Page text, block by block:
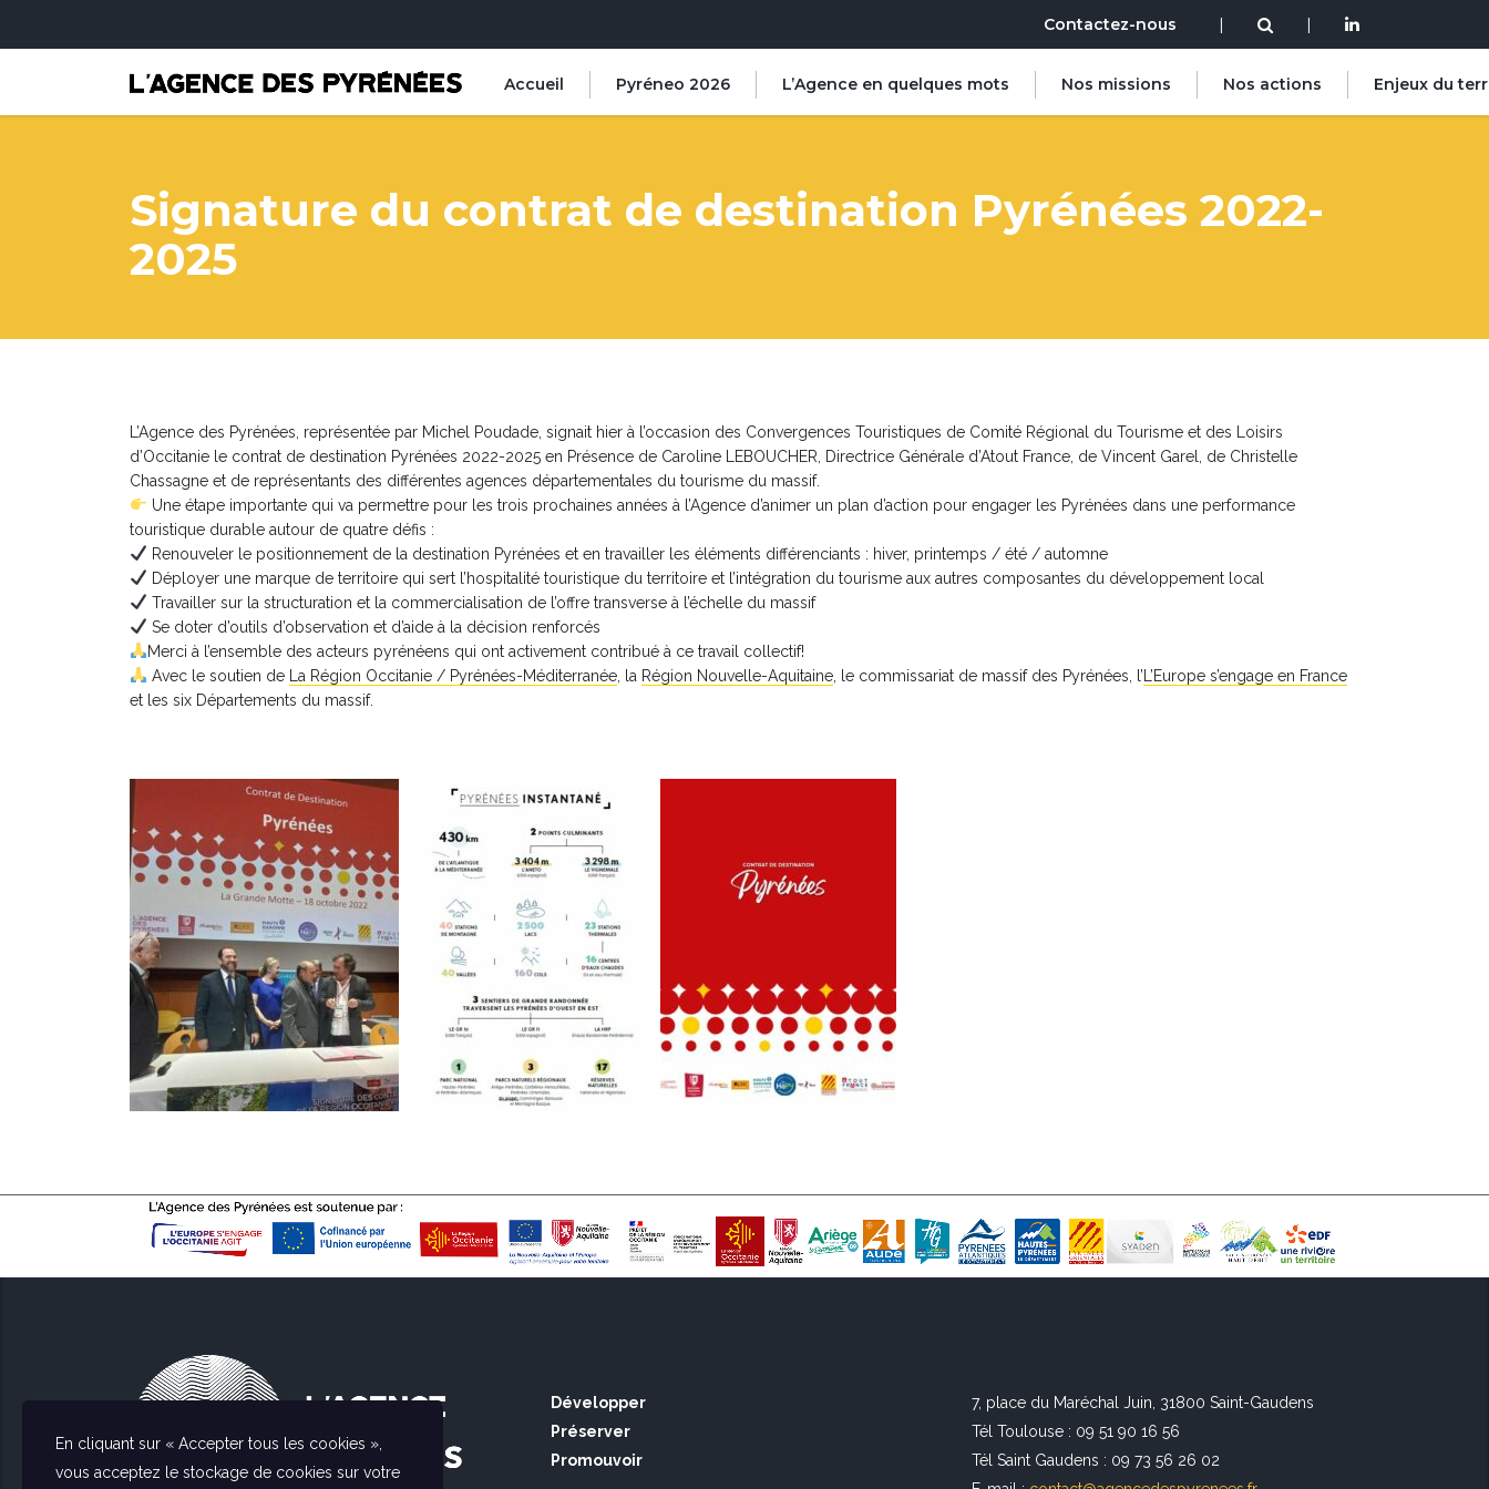
Contactez-nous | |
Accueil Pyréneo 2026 L’Agence en quelques mots Nos missions Nos actions Enjeux du
Signature du contrat de destination Pyrénées 2022-
2025
L’Agence des Pyrénées, représentée par Michel Poudade, signait hier à l’occasion des Convergences Touristiques de Comité Régional du Tourisme et des Loisirs
d’Occitanie le contrat de destination Pyrénées 2022-2025 en Présence de Caroline LEBOUCHER, Directrice Générale d’Atout France, de Vincent Garel, de Christelle
Chassagne et de représentants des différentes agences départementales du tourisme du massif.
Une étape importante qui va permettre pour les trois prochaines années à l’Agence d’animer un plan d’action pour engager les Pyrénées dans une performance
touristique durable autour de quatre défis :
Renouveler le positionnement de la destination Pyrénées et en travailler les éléments différenciants : hiver, printemps / été / automne
Déployer une marque de territoire qui sert l’hospitalité touristique du territoire et l’intégration du tourisme aux autres composantes du développement local
Travailler sur la structuration et la commercialisation de l’offre transverse à l’échelle du massif
Se doter d’outils d’observation et d’aide à la décision renforcés
Merci à l’ensemble des acteurs pyrénéens qui ont activement contribué à ce travail collectif!
Avec le soutien de
La Région Occitanie / Pyrénées-Méditerranée, la Région Nouvelle-Aquitaine, le commissariat de massif des Pyrénées, l’ L’Europe s’engage en France
et les six Départements du massif.
Développer
Préserver
Promouvoir
7, place du Maréchal Juin, 31800 Saint-Gaudens
Tél Toulouse : 09 51 90 16 56
Tél Saint Gaudens : 09 73 56 26 02
En cliquant sur « Accepter tous les cookies »,
vous acceptez le stockage de cookies sur votre